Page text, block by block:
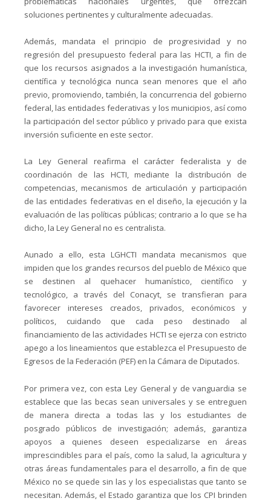
soluciones pertinentes y culturalmente adecuadas.
Además, mandata el principio de progresividad y no
regresión del presupuesto federal para las HCTI, a fin de
que los recursos asignados a la investigación humanística,
científica y tecnológica nunca sean menores que el año
previo, promoviendo, también, la concurrencia del gobierno
federal, las entidades federativas y los municipios, así como
la participación del sector público y privado para que exista
inversión suficiente en este sector.
La Ley General reafirma el carácter federalista y de
coordinación de las HCTI, mediante la distribución de
competencias, mecanismos de articulación y participación
de las entidades federativas en el diseño, la ejecución y la
evaluación de las políticas públicas; contrario a lo que se ha
dicho, la Ley General no es centralista.
Aunado a ello, esta LGHCTI mandata mecanismos que
impiden que los grandes recursos del pueblo de México que
se destinen al quehacer humanístico, científico y
tecnológico, a través del Conacyt, se transfieran para
favorecer intereses creados, privados, económicos y
políticos, cuidando que cada peso destinado al
financiamiento de las actividades HCTI se ejerza con estricto
apego a los lineamientos que establezca el Presupuesto de
Egresos de la Federación (PEF) en la Cámara de Diputados.
Por primera vez, con esta Ley General y de vanguardia se
establece que las becas sean universales y se entreguen
de manera directa a todas las y los estudiantes de
posgrado públicos de investigación; además, garantiza
apoyos a quienes deseen especializarse en áreas
imprescindibles para el país, como la salud, la agricultura y
otras áreas fundamentales para el desarrollo, a fin de que
México no se quede sin las y los especialistas que tanto se
necesitan. Además, el Estado garantiza que los CPI brinden